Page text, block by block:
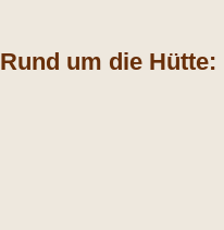
Rund um die Hütte: